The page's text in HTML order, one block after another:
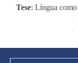
Tese: Língua como